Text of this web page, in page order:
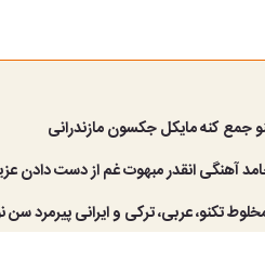
جمع کنه مایکل جکسون مازندرانی
آهنگی انقدر مبهوت غم از دست
تکنو، عربی، ترکی و ایرانی پیرمرد سن